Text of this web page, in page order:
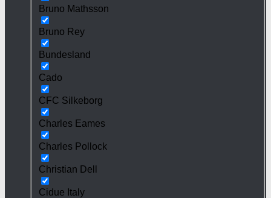
Bruno Mathsson
Bruno Rey
Bundesland
Cado
CFC Silkeborg
Charles Eames
Charles Pollock
Christian Dell
Cidue Italy